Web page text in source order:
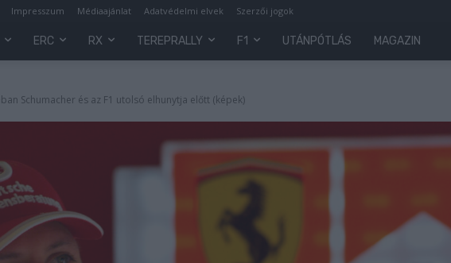
Impresszum Médiaajánlat Adatvédelmi elvek Szerzői jogok
ERC RX TEREPRALLY F1 UTÁNPÓTLÁS MAGAZIN
Schumacher és az F1 utolsó elhunytja előtt (képek)